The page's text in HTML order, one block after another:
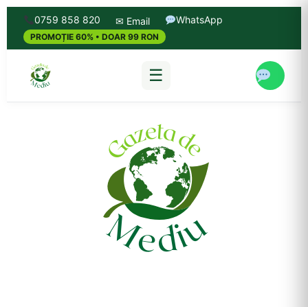
0759 858 820 ✉ Email WhatsApp
PROMOȚIE 60% • DOAR 99 RON
☰